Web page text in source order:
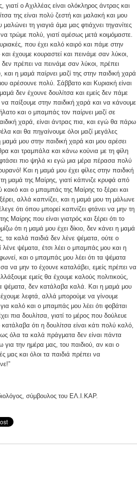
ο Αχιλλέας είναι ολόκληρος άντρας και
της είναι πολύ ζεστή και μαλακή και μου
τη γιαγιά άμα μας φτιάχνει τηγανίτες
τρώμε πολύ, γιατί αμέσως μετά κοιμόμαστε.
που έχει καλό καιρό και πάμε στην
έχουμε κουραστεί και πεινάμε σαν λύκοι,
πρέπει να πεινάμε σαν λύκοι, πρέπει
η μαμά παίρνει μαζί της στην παιδική χαρά
αρέσουνε πολύ. Σάββατο και Κυριακή είναι
δεν έχουνε δουλίτσα και εμείς δεν πάμε
παίξουμε στην παιδική χαρά και να κάνουμε
και ο μπαμπάς τον παίρνει μαζί σε
χαρά, είναι άντρας πια, και εγώ θα πάρω
και θα πηγαίνουμε όλοι μαζί μεγάλες
μου στην παιδική χαρά και μου αρέσει
και τραμπάλα και κάνω κούνια με τη φίλη
πιο ψηλά κι εγώ μια μέρα πέρασα πολύ
Και η μαμά μου έχει φίλες στην παιδική
μαμά της Μαίρης, γιατί κάπνιζε κρυφά από
και ο μπαμπάς της Μαίρης το ξέρει και
αλλά καπνίζει, και η μαμά μου τη μάλωνε
ότι όπου μπορεί καπνίζει φτάνει να μην τη
Μαίρης που είναι γιατρός και ξέρει ότι το
ότι η μαμά μου έχει δίκιο, δεν κάνει η μαμά
τα καλά παιδιά δεν λένε ψέματα, ούτε ο
λένε ψέματα, έτσι λέει ο μπαμπάς μου και η
και ο μπαμπάς μου λέει ότι τα ψέματα
να μην το έχουνε καταλάβει, εμείς πρέπει να
εμείς θα έχουμε καλούς πολιτικούς,
ψέματα, δεν κατάλαβα καλά. Και η μαμά μου
λεφτά, αλλά μπορούμε να γίνουμε
καλό και ο μπαμπάς μου λέει ότι φοβάται
πια δουλίτσα, γιατί το μέρος που δούλευε
ότι η δουλίτσα είναι κάτι πολύ καλό,
όλα τα καλά πράγματα δεν είναι πάντα
την ημέρα μας, του παιδιού, αν και ο
μας και όλοι τα παιδιά πρέπει να
σύμβουλος του ΕΛ.Ι.ΚΑΡ.